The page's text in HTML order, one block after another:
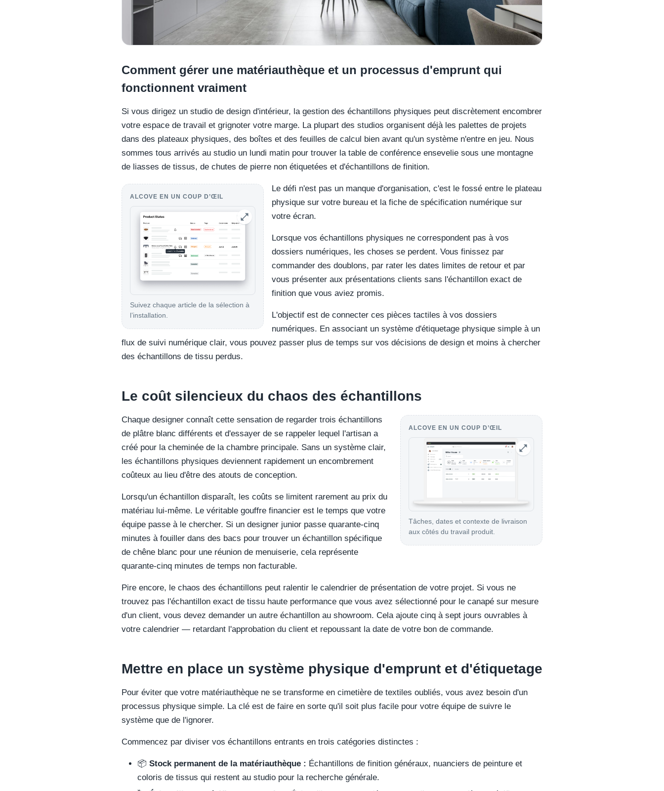
Comment gérer une matériauthèque et un processus d'emprunt qui
fonctionnent vraiment
Si vous dirigez un studio de design d'intérieur, la gestion des échantillons physiques peut discrètement encombrer
votre espace de travail et grignoter votre marge. La plupart des studios organisent déjà les palettes de projets
dans des plateaux physiques, des boîtes et des feuilles de calcul bien avant qu'un système n'entre en jeu. Nous
sommes tous arrivés au studio un lundi matin pour trouver la table de conférence ensevelie sous une montagne
de liasses de tissus, de chutes de pierre non étiquetées et d'échantillons de finition.
ALCOVE EN UN COUP D’ŒIL
Suivez chaque article de la sélection à
l’installation.
Le défi n'est pas un manque d'organisation, c'est le fossé entre le plateau
physique sur votre bureau et la fiche de spécification numérique sur
votre écran.
Lorsque vos échantillons physiques ne correspondent pas à vos
dossiers numériques, les choses se perdent. Vous finissez par
commander des doublons, par rater les dates limites de retour et par
vous présenter aux présentations clients sans l'échantillon exact de
finition que vous aviez promis.
L'objectif est de connecter ces pièces tactiles à vos dossiers
numériques. En associant un système d'étiquetage physique simple à un
flux de suivi numérique clair, vous pouvez passer plus de temps sur vos décisions de design et moins à chercher
des échantillons de tissu perdus.
Le coût silencieux du chaos des échantillons
ALCOVE EN UN COUP D’ŒIL
Tâches, dates et contexte de livraison
aux côtés du travail produit.
Chaque designer connaît cette sensation de regarder trois échantillons
de plâtre blanc différents et d'essayer de se rappeler lequel l'artisan a
créé pour la cheminée de la chambre principale. Sans un système clair,
les échantillons physiques deviennent rapidement un encombrement
coûteux au lieu d'être des atouts de conception.
Lorsqu'un échantillon disparaît, les coûts se limitent rarement au prix du
matériau lui-même. Le véritable gouffre financier est le temps que votre
équipe passe à le chercher. Si un designer junior passe quarante-cinq
minutes à fouiller dans des bacs pour trouver un échantillon spécifique
de chêne blanc pour une réunion de menuiserie, cela représente
quarante-cinq minutes de temps non facturable.
Pire encore, le chaos des échantillons peut ralentir le calendrier de présentation de votre projet. Si vous ne
trouvez pas l'échantillon exact de tissu haute performance que vous avez sélectionné pour le canapé sur mesure
d'un client, vous devez demander un autre échantillon au showroom. Cela ajoute cinq à sept jours ouvrables à
votre calendrier — retardant l'approbation du client et repoussant la date de votre bon de commande.
Mettre en place un système physique d'emprunt et d'étiquetage
Pour éviter que votre matériauthèque ne se transforme en cimetière de textiles oubliés, vous avez besoin d'un
processus physique simple. La clé est de faire en sorte qu'il soit plus facile pour votre équipe de suivre le
système que de l'ignorer.
Commencez par diviser vos échantillons entrants en trois catégories distinctes :
📦 Stock permanent de la matériauthèque : Échantillons de finition généraux, nuanciers de peinture et
coloris de tissus qui restent au studio pour la recherche générale.